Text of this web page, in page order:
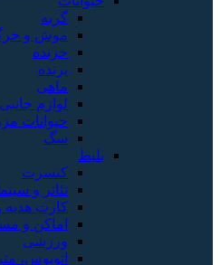
گربه
موش و
خزنده
پرنده
ماهی
لوازم جانبی
حیوانات
سگ
بلیط
کنسرت
تئاتر و
کارت هدیه
اماکن و
ورزشی
اتوبوس،